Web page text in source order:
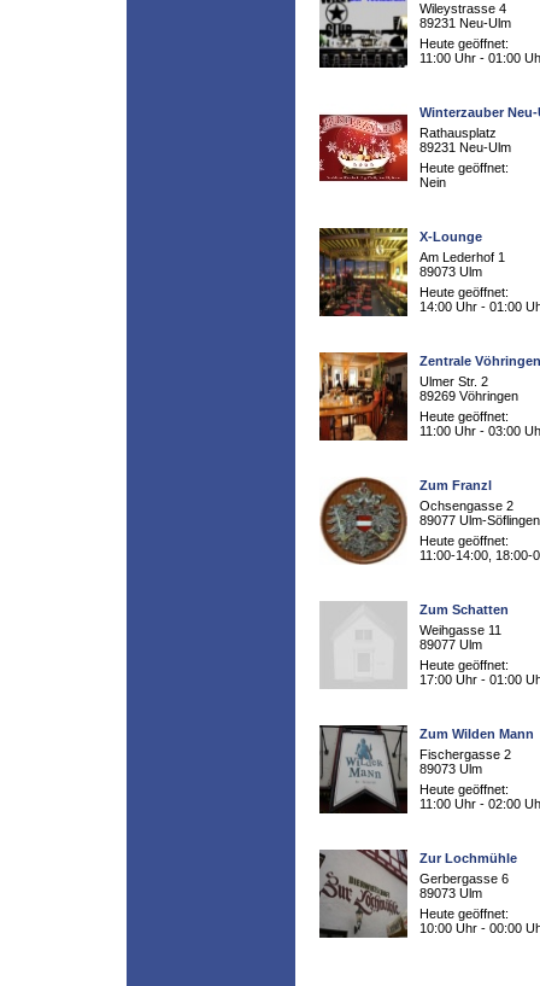
Wileystrasse 4
89231 Neu-Ulm
Heute geöffnet:
11:00 Uhr - 01:00
Winterzauber
Rathausplatz
89231 Neu-Ulm
Heute geöffnet:
Nein
X-Lounge
Am Lederhof 1
89073 Ulm
Heute geöffnet:
14:00 Uhr - 01:00
Zentrale Vöhringen
Ulmer Str. 2
89269 Vöhringen
Heute geöffnet:
11:00 Uhr - 03:00
Zum Franzl
Ochsengasse 2
89077 Ulm-Söflingen
Heute geöffnet:
11:00-14:00, 18:00-
Zum Schatten
Weihgasse 11
89077 Ulm
Heute geöffnet:
17:00 Uhr - 01:00
Zum Wilden Mann
Fischergasse 2
89073 Ulm
Heute geöffnet:
11:00 Uhr - 02:00
Zur Lochmühle
Gerbergasse 6
89073 Ulm
Heute geöffnet:
10:00 Uhr - 00:00